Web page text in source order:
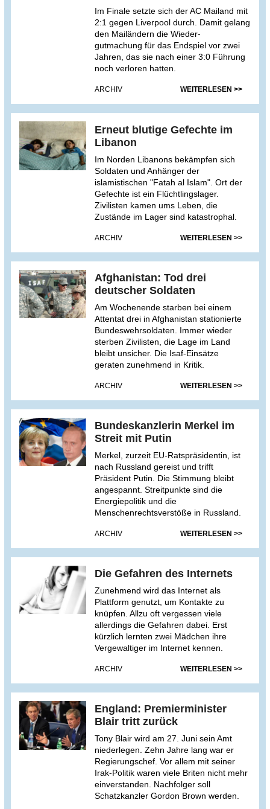
Im Finale setzte sich der AC Mailand mit
2:1 gegen Liverpool durch. Damit gelang
den Mailändern die Wieder-
gutmachung für das Endspiel vor zwei
Jahren, das sie nach einer 3:0 Führung
noch verloren hatten.
ARCHIV WEITERLESEN >>
Erneut blutige Gefechte im
Libanon
Im Norden Libanons bekämpfen sich
Soldaten und Anhänger der
islamistischen "Fatah al Islam". Ort der
Gefechte ist ein Flüchtlingslager.
Zivilisten kamen ums Leben, die
Zustände im Lager sind katastrophal.
ARCHIV WEITERLESEN >>
Afghanistan: Tod drei
deutscher Soldaten
Am Wochenende starben bei einem
Attentat drei in Afghanistan stationierte
Bundeswehrsoldaten. Immer wieder
sterben Zivilisten, die Lage im Land
bleibt unsicher. Die Isaf-Einsätze
geraten zunehmend in Kritik.
ARCHIV WEITERLESEN >>
Bundeskanzlerin Merkel im
Streit mit Putin
Merkel, zurzeit EU-Ratspräsidentin, ist
nach Russland gereist und trifft
Präsident Putin. Die Stimmung bleibt
angespannt. Streitpunkte sind die
Energiepolitik und die
Menschenrechtsverstöße in Russland.
ARCHIV WEITERLESEN >>
Die Gefahren des Internets
Zunehmend wird das Internet als
Plattform genutzt, um Kontakte zu
knüpfen. Allzu oft vergessen viele
allerdings die Gefahren dabei. Erst
kürzlich lernten zwei Mädchen ihre
Vergewaltiger im Internet kennen.
ARCHIV WEITERLESEN >>
England: Premierminister
Blair tritt zurück
Tony Blair wird am 27. Juni sein Amt
niederlegen. Zehn Jahre lang war er
Regierungschef. Vor allem mit seiner
Irak-Politik waren viele Briten nicht mehr
einverstanden. Nachfolger soll
Schatzkanzler Gordon Brown werden.